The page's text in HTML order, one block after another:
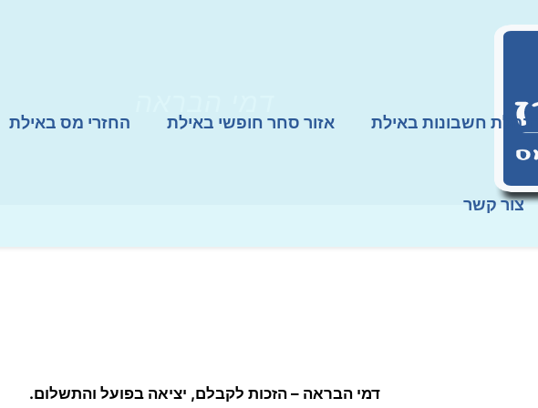
הנהלת חשבונות באילת אזור סחר חופשי באילת החזרי מס באילת
צור קשר
דמי הבראה– הזכות לקבלם, יציאה בפועל והתשלום.